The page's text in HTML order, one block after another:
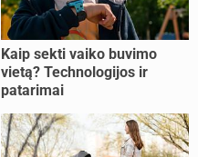
Kaip sekti vaiko buvimo
vietą? Technologijos ir
patarimai